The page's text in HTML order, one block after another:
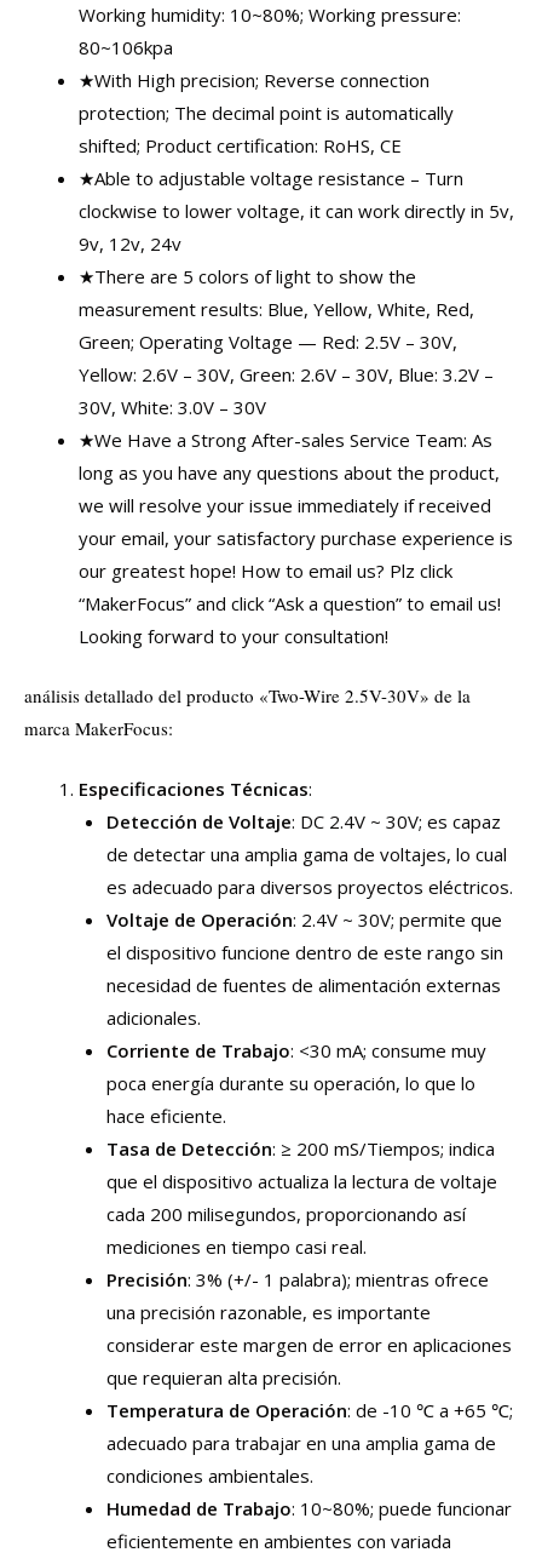
Working humidity: 10~80%; Working pressure:
80~106kpa
★With High precision; Reverse connection
protection; The decimal point is automatically
shifted; Product certification: RoHS, CE
★Able to adjustable voltage resistance – Turn
clockwise to lower voltage, it can work directly in 5v,
9v, 12v, 24v
★There are 5 colors of light to show the
measurement results: Blue, Yellow, White, Red,
Green; Operating Voltage — Red: 2.5V – 30V,
Yellow: 2.6V – 30V, Green: 2.6V – 30V, Blue: 3.2V –
30V, White: 3.0V – 30V
★We Have a Strong After-sales Service Team: As
long as you have any questions about the product,
we will resolve your issue immediately if received
your email, your satisfactory purchase experience is
our greatest hope! How to email us? Plz click
“MakerFocus” and click “Ask a question” to email us!
Looking forward to your consultation!
análisis detallado del producto «Two-Wire 2.5V-30V» de la
marca MakerFocus:
Especificaciones Técnicas:
Detección de Voltaje: DC 2.4V ~ 30V; es capaz
de detectar una amplia gama de voltajes, lo cual
es adecuado para diversos proyectos eléctricos.
Voltaje de Operación: 2.4V ~ 30V; permite que
el dispositivo funcione dentro de este rango sin
necesidad de fuentes de alimentación externas
adicionales.
Corriente de Trabajo: <30 mA; consume muy
poca energía durante su operación, lo que lo
hace eficiente.
Tasa de Detección: ≥ 200 mS/Tiempos; indica
que el dispositivo actualiza la lectura de voltaje
cada 200 milisegundos, proporcionando así
mediciones en tiempo casi real.
Precisión: 3% (+/- 1 palabra); mientras ofrece
una precisión razonable, es importante
considerar este margen de error en aplicaciones
que requieran alta precisión.
Temperatura de Operación: de -10 ℃ a +65 ℃;
adecuado para trabajar en una amplia gama de
condiciones ambientales.
Humedad de Trabajo: 10~80%; puede funcionar
eficientemente en ambientes con variada